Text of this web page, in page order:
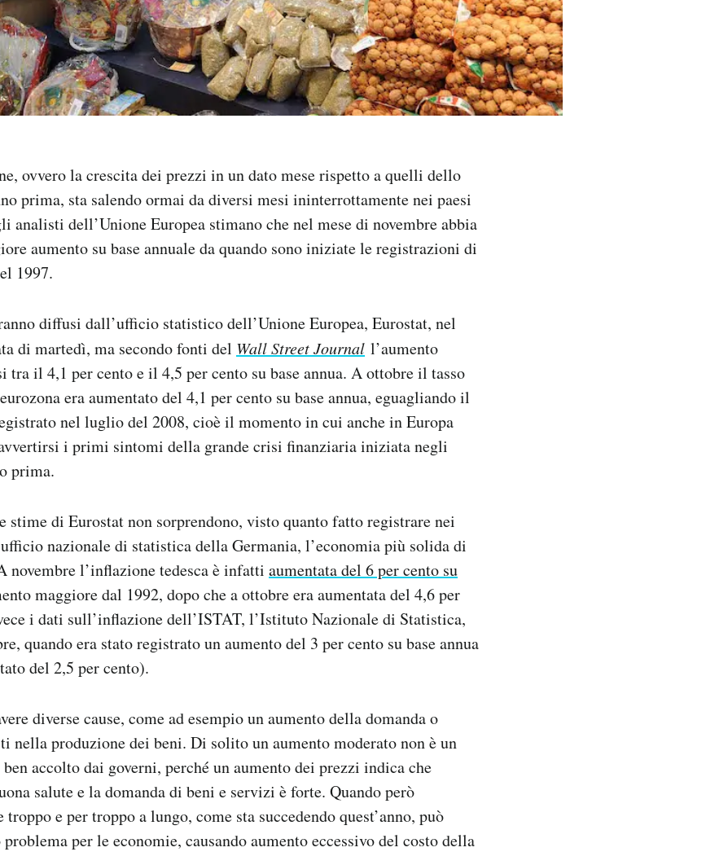
ovvero la crescita dei prezzi in un dato mese rispetto a quelli dello
prima, sta salendo ormai da diversi mesi ininterrottamente nei paesi
analisti dell’Unione Europea stimano che nel mese di novembre abbia
aumento su base annuale da quando sono iniziate le registrazioni di
1997.
diffusi dall’ufficio statistico dell’Unione Europea, Eurostat, nel
di martedì, ma secondo fonti del Wall Street Journal l’aumento
tra il 4,1 per cento e il 4,5 per cento su base annua. A ottobre il tasso
era aumentato del 4,1 per cento su base annua, eguagliando il
nel luglio del 2008, cioè il momento in cui anche in Europa
i primi sintomi della grande crisi finanziaria iniziata negli
prima.
stime di Eurostat non sorprendono, visto quanto fatto registrare nei
nazionale di statistica della Germania, l’economia più solida di
novembre l’inflazione tedesca è infatti aumentata del 6 per cento su
maggiore dal 1992, dopo che a ottobre era aumentata del 4,6 per
i dati sull’inflazione dell’ISTAT, l’Istituto Nazionale di Statistica,
quando era stato registrato un aumento del 3 per cento su base annua
del 2,5 per cento).
diverse cause, come ad esempio un aumento della domanda o
nella produzione dei beni. Di solito un aumento moderato non è un
accolto dai governi, perché un aumento dei prezzi indica che
salute e la domanda di beni e servizi è forte. Quando però
e per troppo a lungo, come sta succedendo quest’anno, può
per le economie, causando aumento eccessivo del costo della